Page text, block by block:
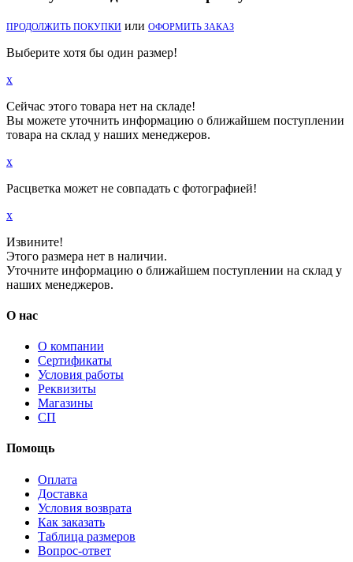
ПРОДОЛЖИТЬ ПОКУПКИ или ОФОРМИТЬ ЗАКАЗ
Выберите хотя бы один размер!
x
Сейчас этого товара нет на складе!
Вы можете уточнить информацию о ближайшем поступлении
товара на склад у наших менеджеров.
x
Расцветка может не совпадать с фотографией!
x
Извините!
Этого размера нет в наличии.
Уточните информацию о ближайшем поступлении на склад у
наших менеджеров.
О нас
О компании
Сертификаты
Условия работы
Реквизиты
Магазины
СП
Помощь
Оплата
Доставка
Условия возврата
Как заказать
Таблица размеров
Вопрос-ответ